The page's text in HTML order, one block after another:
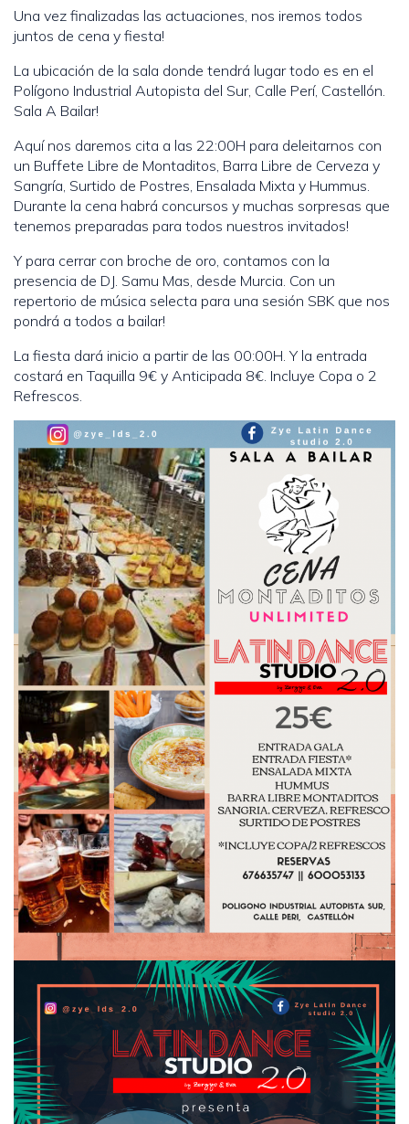
Una vez finalizadas las actuaciones, nos iremos todos
juntos de cena y fiesta!
La ubicación de la sala donde tendrá lugar todo es en el
Polígono Industrial Autopista del Sur, Calle Perí, Castellón.
Sala A Bailar!
Aquí nos daremos cita a las 22:00H para deleitarnos con
un Buffete Libre de Montaditos, Barra Libre de Cerveza y
Sangría, Surtido de Postres, Ensalada Mixta y Hummus.
Durante la cena habrá concursos y muchas sorpresas que
tenemos preparadas para todos nuestros invitados!
Y para cerrar con broche de oro, contamos con la
presencia de DJ. Samu Mas, desde Murcia. Con un
repertorio de música selecta para una sesión SBK que nos
pondrá a todos a bailar!
La fiesta dará inicio a partir de las 00:00H. Y la entrada
costará en Taquilla 9€ y Anticipada 8€. Incluye Copa o 2
Refrescos.